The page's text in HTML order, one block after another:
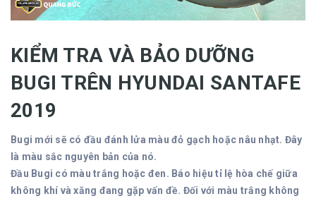
KIỂM TRA VÀ BẢO DƯỠNG
BUGI TRÊN HYUNDAI SANTAFE
2019
Bugi mới sẽ có đầu đánh lửa màu đỏ gạch hoặc nâu nhạt. Đây
là màu sắc nguyên bản của nó.
Đầu Bugi có màu trắng hoặc đen. Báo hiệu tỉ lệ hòa chế giữa
không khí và xăng đang gặp vấn đề. Đối với màu trắng không